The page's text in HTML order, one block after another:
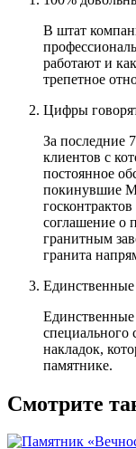
В штат
работают и
трепетное
Цифры
За последние
клиентов с
постоянное
покинувшие
соглашение о
гранитным
гранита
специального
накладок,
памятнике.
Смотрите